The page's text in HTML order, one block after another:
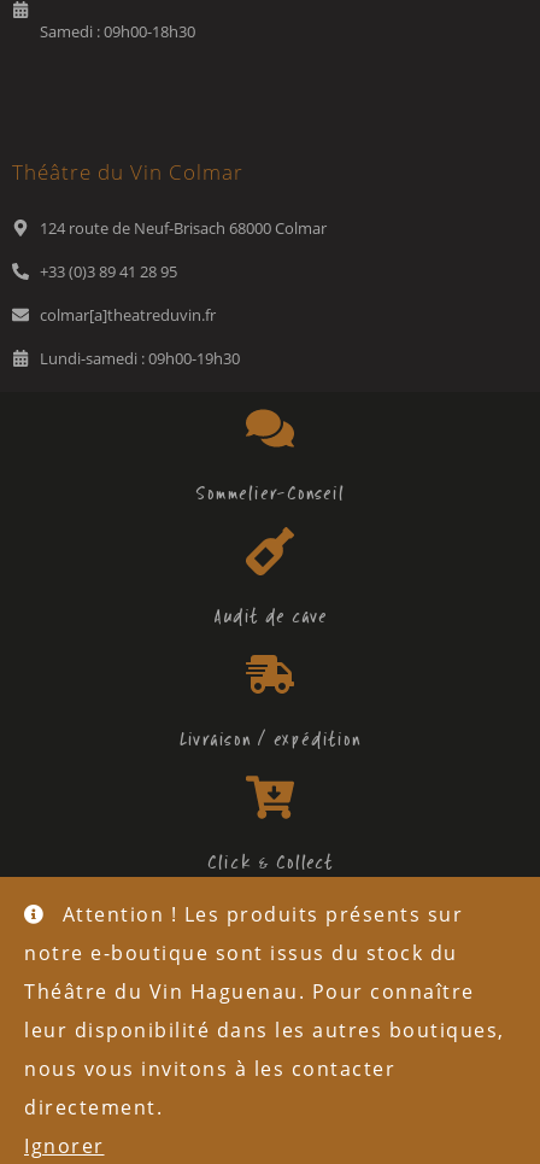
Attention ! Les produits présents sur
notre e-boutique sont issus du stock du
Théâtre du Vin Haguenau. Pour connaître
leur disponibilité dans les autres boutiques,
nous vous invitons à les contacter
directement.
Ignorer
Samedi : 09h00-18h30
Théâtre du Vin Colmar
124 route de Neuf-Brisach 68000 Colmar
+33 (0)3 89 41 28 95
colmar[a]theatreduvin.fr
Lundi-samedi : 09h00-19h30
Sommelier-Conseil
Audit de cave
Livraison / expédition
Click & Collect
L'abus d'alcool est dangereux pour la santé
Mentions légales
Politique de confidentialité
Copyright © 2026 Théâtre du Vin